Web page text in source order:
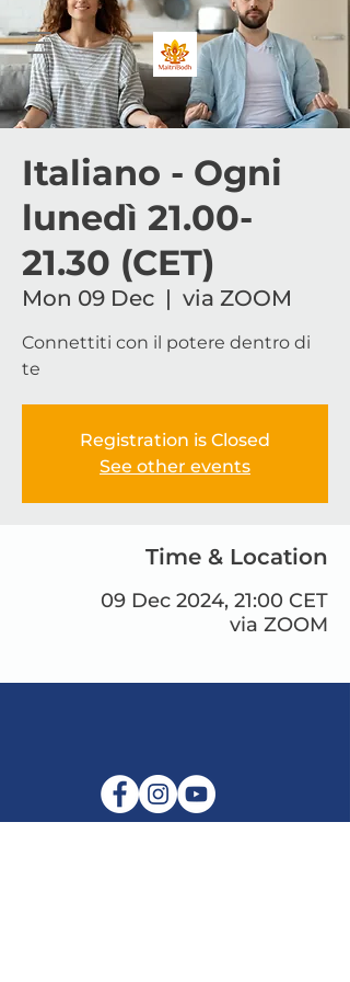
Italiano - Ogni
lunedì 21.00-
21.30 (CET)
Mon 09 Dec
  |
via ZOOM
Connettiti con il potere dentro di
te
Registration is Closed
See other events
Time & Location
09 Dec 2024, 21:00 CET
via ZOOM